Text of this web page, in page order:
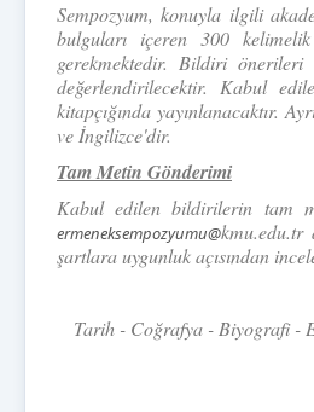
Sempozyum, konuyla ilgili
bulguları içeren 300
gerekmektedir. Bildiri
değerlendirilecektir. Kabul
kitapçığında yayınlanacaktır.
ve İngilizce'dir.
Tam Metin Gönderimi
Kabul edilen bildirilerin tam
ermeneksempozyumu@kmu.edu.tr
şartlara uygunluk açısından
Tarih - Coğrafya - Biyografi -